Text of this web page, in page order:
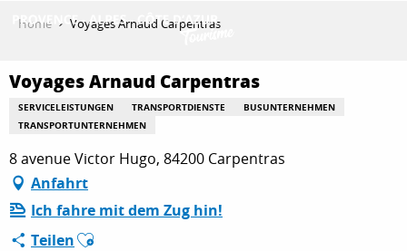
principal
ENTDECKEN
AKTIVITÄTEN
AUFENTHALT
Home Voyages Arnaud Carpentras
Voyages Arnaud Carpentras
SERVICELEISTUNGEN TRANSPORTDIENSTE
BUSUNTERNEHMEN
TRANSPORTUNTERNEHMEN
8 avenue Victor Hugo, 84200 Carpentras
Anfahrt
Ich fahre mit dem Zug hin!
TeilenAjouter aux favoris